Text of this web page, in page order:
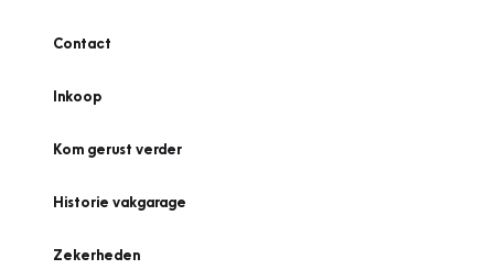
Contact
Inkoop
Kom gerust verder
Historie vakgarage
Zekerheden